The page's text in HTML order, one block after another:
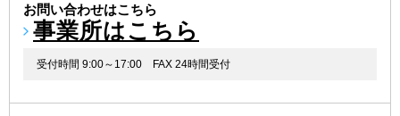
お問い合わせはこちら
事業所はこちら
受付時間 9:00～17:00 FAX 24時間受付